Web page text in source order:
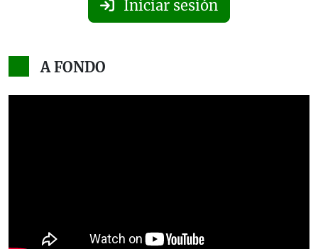
Iniciar sesión
A FONDO